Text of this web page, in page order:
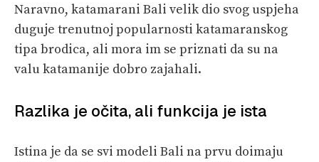
Naravno, katamarani Bali velik dio svog uspjeha
duguje trenutnoj popularnosti katamaranskog
tipa brodica, ali mora im se priznati da su na
valu katamanije dobro zajahali.
Razlika je očita, ali funkcija je ista
Istina je da se svi modeli Bali na prvu doimaju